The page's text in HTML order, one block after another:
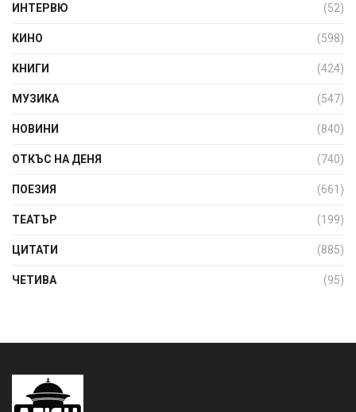
ИНТЕРВЮ (52)
КИНО (598)
КНИГИ (424)
МУЗИКА (547)
НОВИНИ (840)
ОТКЪС НА ДЕНЯ (740)
ПОЕЗИЯ (661)
ТЕАТЪР (199)
ЦИТАТИ (885)
ЧЕТИВА (95)